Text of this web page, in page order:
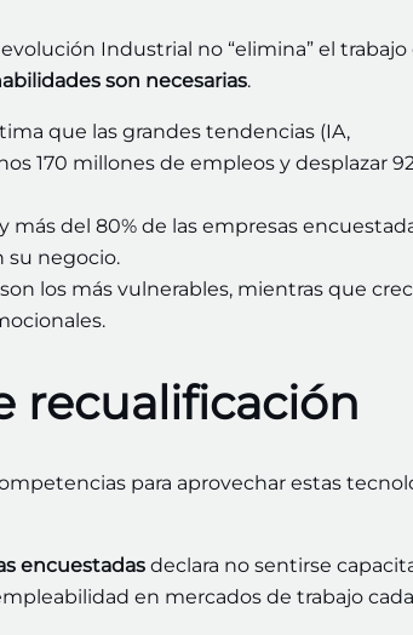
Industrial no “elimina” el trabajo
son necesarias.
que las grandes tendencias (IA,
170 millones de empleos y desplazar
más del 80% de las empresas
su negocio.
los más vulnerables, mientras que
recualificación
para aprovechar estas
encuestadas declara no sentirse
en mercados de trabajo